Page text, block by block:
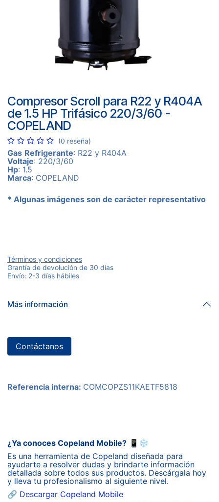
Compresor Scroll para R22 y R404A
de 1.5 HP Trifásico 220/3/60 -
COPELAND
(0 reseña)
Gas Refrigerante: R22 y R404A
Voltaje: 220/3/60
Hp: 1.5
Marca: COPELAND
* Algunas imágenes son de carácter representativo
Términos y condiciones
Grantía de devolución de 30 días
Envío: 2-3 días hábiles
Más información
Contáctanos
Referencia interna: COMCOPZS11KAETF5818
¿Ya conoces Copeland Mobile? 📱❄️
Es una herramienta de Copeland diseñada para
ayudarte a resolver dudas y brindarte información
detallada sobre todos sus productos. Descárgala hoy
y lleva tu profesionalismo al siguiente nivel.
🔗 Descargar Copeland Mobile